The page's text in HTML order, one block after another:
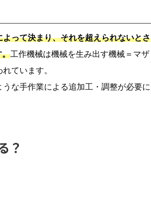
って決まり、それを超えられないとさ
。工作機械は機械を生み出す機械＝マザ
ています。
な手作業による追加工・調整が必要に
？